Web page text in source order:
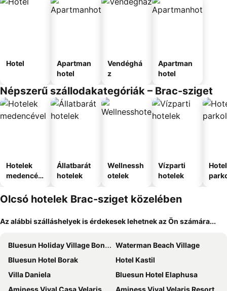
Hotel
Apartman
hotel
Vendéghá
z
Apartman
hotel
Népszerű szállodakategóriák – Brac-sziget
Hotelek
medencév
Állatbarát
hotelek
Wellnessh
otelek
Vízparti
hotelek
Olcsó hotelek Brac-sziget közelében
Az alábbi szálláshelyek is érdekesek lehetnek az Ön számára...
Bluesun Holiday Village Bonaca
Waterman Beach Village
Bluesun Hotel Borak
Hotel Kastil
Villa Daniela
Bluesun Hotel Elaphusa
Aminess Vival Casa Velaris
Aminess Vival Velaris Resort